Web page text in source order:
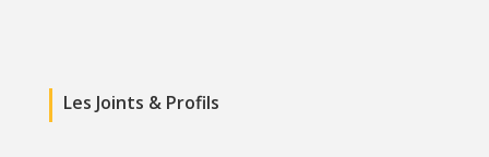
Les Joints & Profils